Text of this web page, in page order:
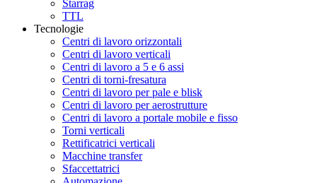
Starrag
TTL
Tecnologie
Centri di lavoro orizzontali
Centri di lavoro verticali
Centri di lavoro a 5 e 6 assi
Centri di torni-fresatura
Centri di lavoro per pale e blisk
Centri di lavoro per aerostrutture
Centri di lavoro a portale mobile e fisso
Torni verticali
Rettificatrici verticali
Macchine transfer
Sfaccettatrici